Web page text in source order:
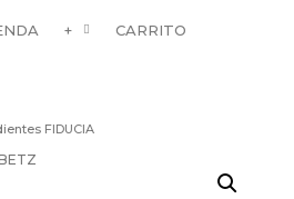
+ CARRITO
FIDUCIA